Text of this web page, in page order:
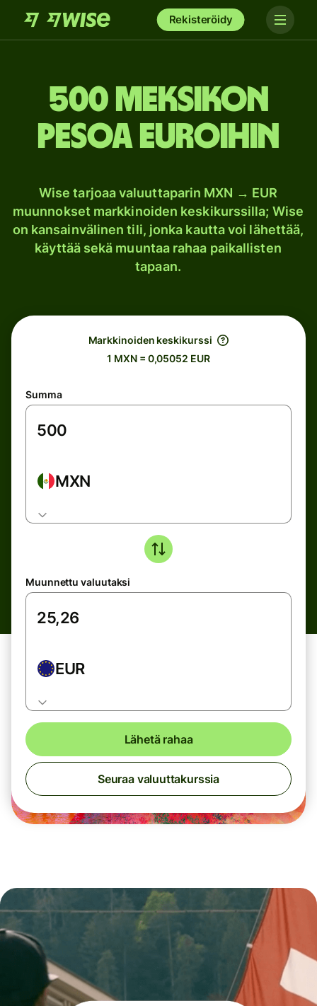
Rekisteröidy
500 Meksikon
pesoa euroihin
Wise tarjoaa valuuttaparin MXN → EUR
muunnokset markkinoiden keskikurssilla; Wise
on kansainvälinen tili, jonka kautta voi lähettää,
käyttää sekä muuntaa rahaa paikallisten
tapaan.
Markkinoiden keskikurssi
1 MXN = 0,05052 EUR
Summa
MXN
Muunnettu valuutaksi
EUR
Lähetä rahaa
Seuraa valuuttakurssia